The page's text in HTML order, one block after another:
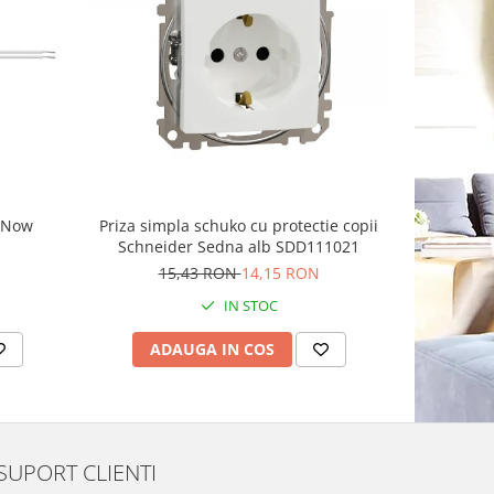
Priza simpla schuko cu protectie copii
Schneider Sedna alb SDD111021
15,43 RON14,15 RON
IN STOC
ADAUGA IN COS
Priza
CLIENTI